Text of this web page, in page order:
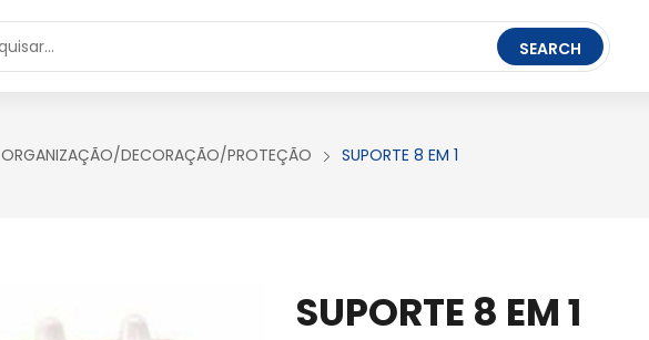
SEARCH
ORGANIZAÇÃO/DECORAÇÃO/PROTEÇÃO SUPORTE 8 EM 1
SUPORTE 8 EM 1